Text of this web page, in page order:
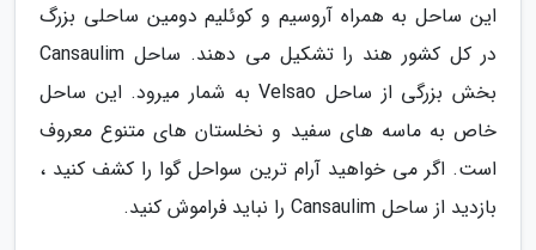
این ساحل به همراه آروسیم و کوئلیم دومین ساحلی بزرگ
در کل کشور هند را تشکیل می دهند. ساحل Cansaulim
بخش بزرگی از ساحل Velsao به شمار میرود. این ساحل
خاص به ماسه های سفید و نخلستان های متنوع معروف
است. اگر می خواهید آرام ترین سواحل گوا را کشف کنید ،
بازدید از ساحل Cansaulim را نباید فراموش کنید.